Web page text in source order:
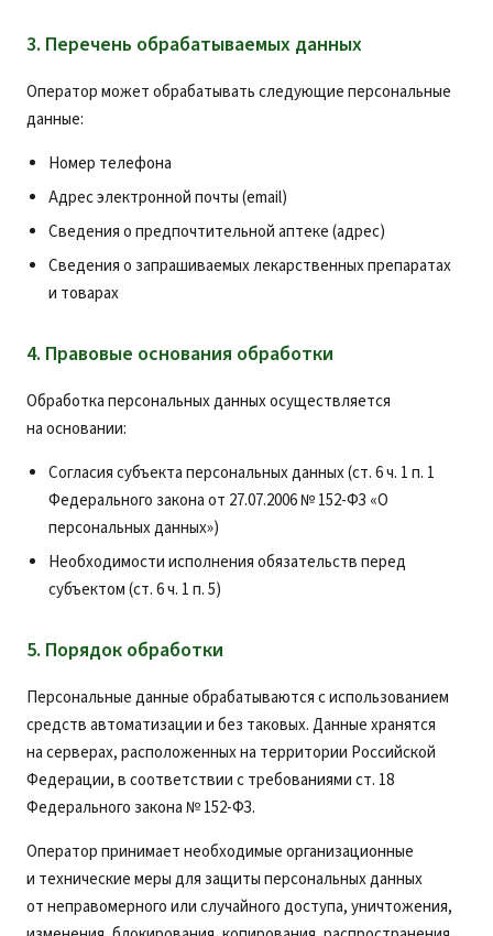
3. Перечень обрабатываемых данных
Оператор может обрабатывать следующие персональные
данные:
Номер телефона
Адрес электронной почты (email)
Сведения о предпочтительной аптеке (адрес)
Сведения о запрашиваемых лекарственных препаратах
и товарах
4. Правовые основания обработки
Обработка персональных данных осуществляется
на основании:
Согласия субъекта персональных данных (ст. 6 ч. 1 п. 1
Федерального закона от 27.07.2006 № 152-ФЗ «О
персональных данных»)
Необходимости исполнения обязательств перед
субъектом (ст. 6 ч. 1 п. 5)
5. Порядок обработки
Персональные данные обрабатываются с использованием
средств автоматизации и без таковых. Данные хранятся
на серверах, расположенных на территории Российской
Федерации, в соответствии с требованиями ст. 18
Федерального закона № 152-ФЗ.
Оператор принимает необходимые организационные
и технические меры для защиты персональных данных
от неправомерного или случайного доступа, уничтожения,